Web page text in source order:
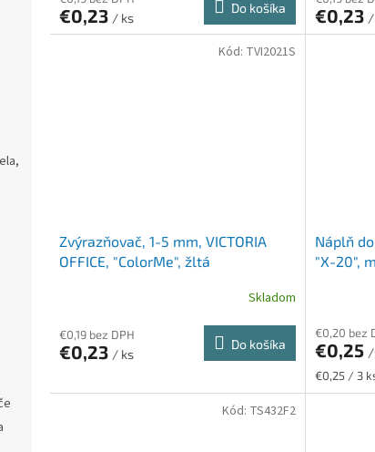
€0,23 / ks
Do košíka €0,23 /
Zvýrazňovač, 1-5 mm, VICTORIA
OFFICE, "ColorMe", žltá
Skladom
€0,19 bez DPH
€0,23 / ks
Do košíka
Kód: TVI2021S
Náplň
"X-20",
€0,20 bez
€0,25 /
Jednotková
cena:
€0,25 / 3
Kód: TS432F2